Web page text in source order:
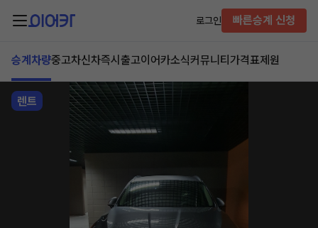
로그인 빠른승계 신청
승계차량중고차신차즉시출고이어카소식커뮤니티 가격표제원
렌트